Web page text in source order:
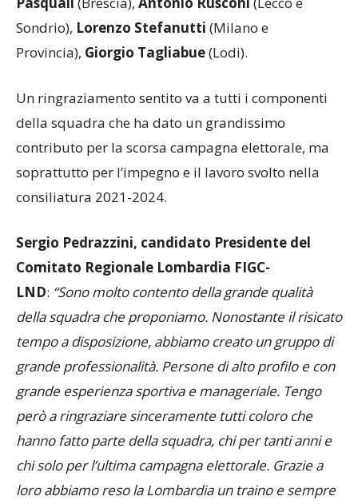
Sondrio), Lorenzo Stefanutti (Milano e
Provincia), Giorgio Tagliabue(Lodi).
Un ringraziamento sentito va a tutti i componenti
della squadra che ha dato un grandissimo
contributo per la scorsa campagna elettorale, ma
soprattutto per l’impegno e il lavoro svolto nella
consiliatura 2021-2024.
Sergio Pedrazzini, candidato Presidente del
Comitato Regionale Lombardia FIGC-
LND: “Sono molto contento della grande qualità
della squadra che proponiamo. Nonostante il risicato
tempo a disposizione, abbiamo creato un gruppo di
grande professionalità. Persone di alto profilo e con
grande esperienza sportiva e manageriale. Tengo
però a ringraziare sinceramente tutti coloro che
hanno fatto parte della squadra, chi per tanti anni e
chi solo per l’ultima campagna elettorale. Grazie a
loro abbiamo reso la Lombardia un traino e sempre